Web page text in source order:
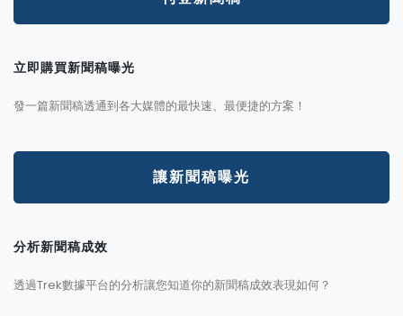
立即購買新聞稿曝光
發一篇新聞稿透通到各大媒體的最快速、最便捷的方案！
讓新聞稿曝光
分析新聞稿成效
透過Trek數據平台的分析讓您知道你的新聞稿成效表現如何？